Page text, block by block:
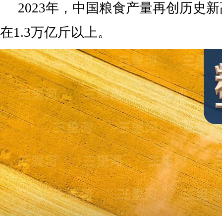
2023年，中国粮食产量再创历史
在1.3万亿斤以上。